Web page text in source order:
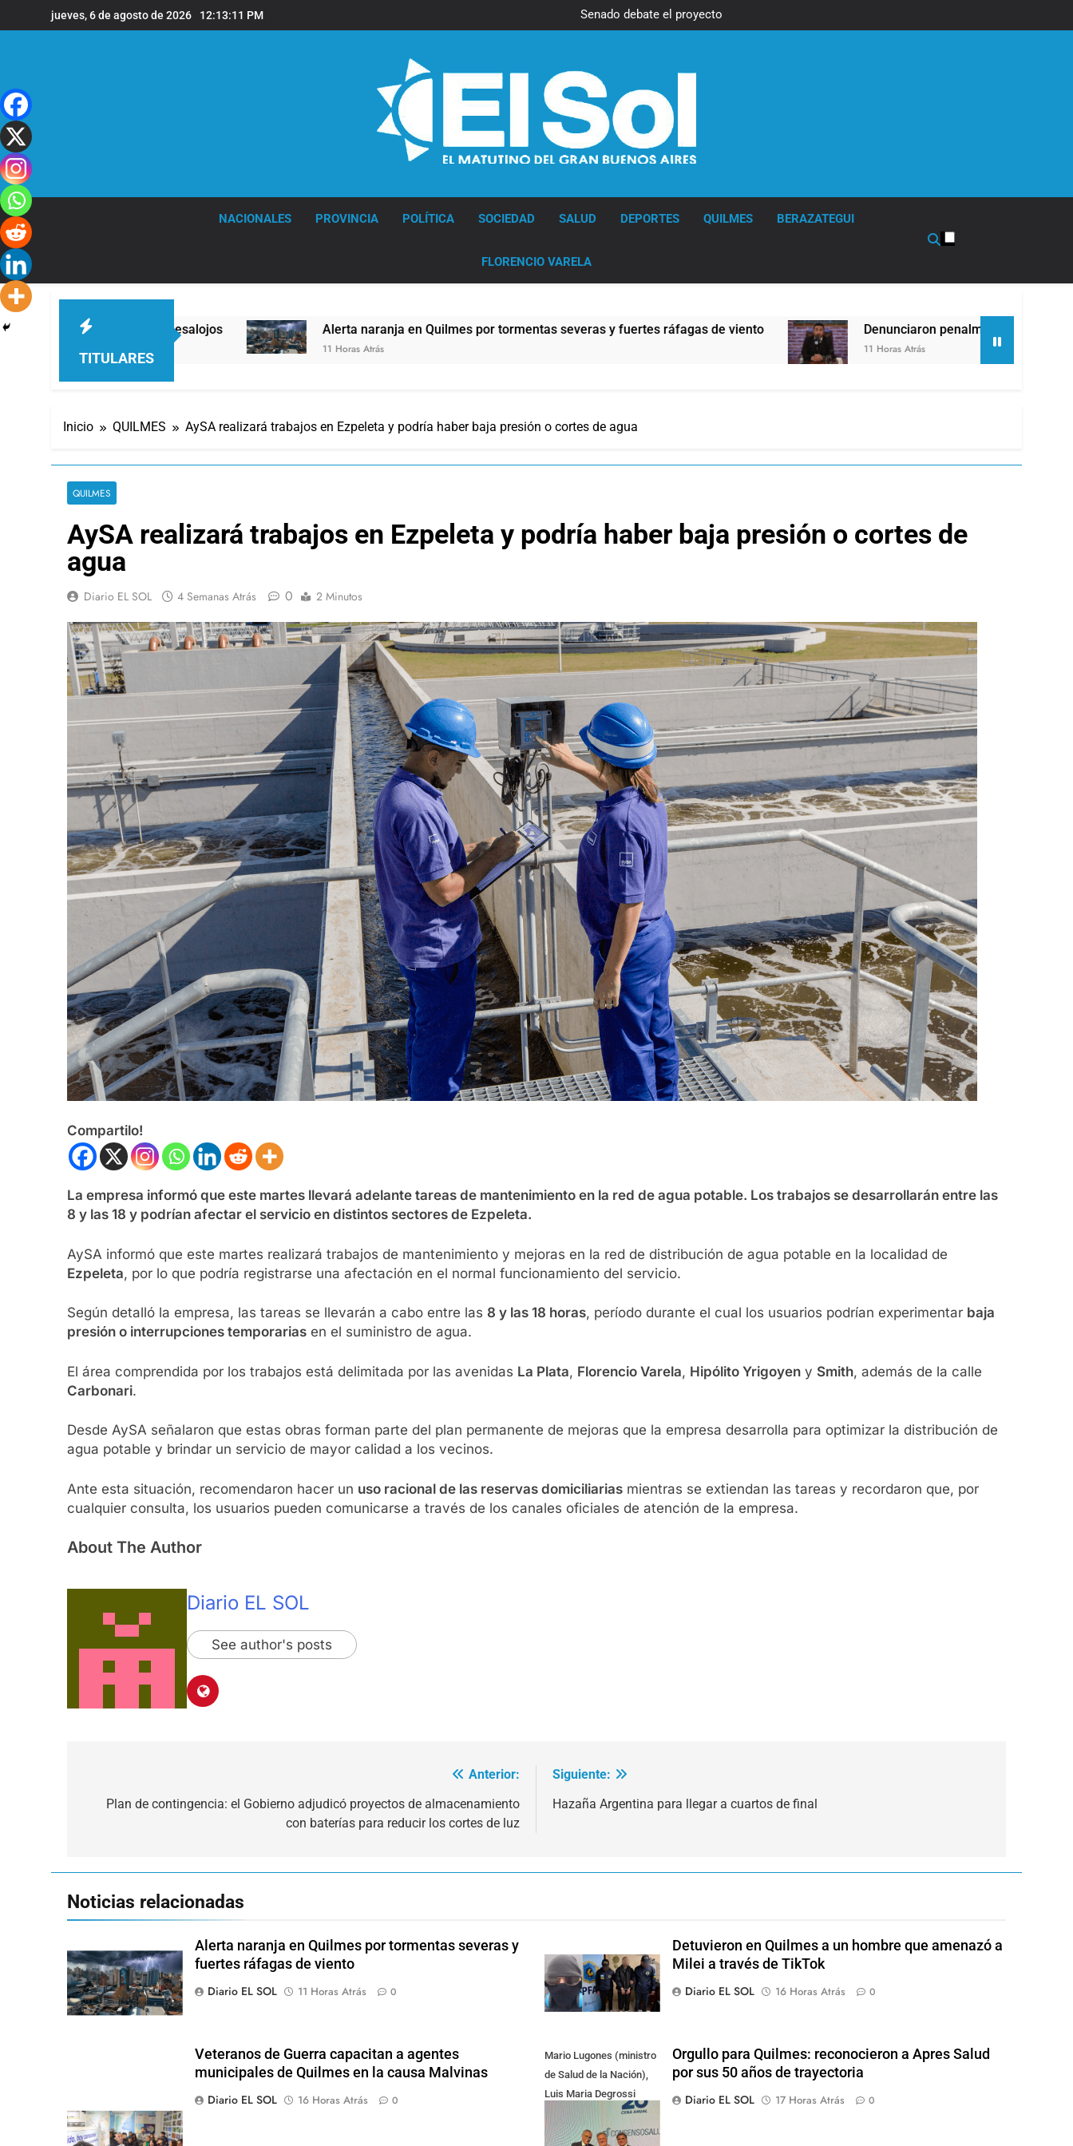
al
jueves, 6 de agosto de 2026 12:13:12 PM
Senado debate el proyecto sobre
propiedad privada con foco en los
NACIONALES PROVINCIA POLÍTICA SOCIEDAD SALUD DEPORTES QUILMES BERAZATEGUI
FLORENCIO VARELA
TITULARES
foco en los desalojos Alerta naranja en Quilmes por tormentas severas y fuertes ráfagas de viento
11 Horas Atrás
Denunciaron penalmente al abogado libertario
11 Horas Atrás
Inicio QUILMES AySA realizará trabajos en Ezpeleta y podría haber baja presión o cortes de agua
QUILMES
AySA realizará trabajos en Ezpeleta y podría haber baja presión o cortes de
agua
Diario EL SOL 4 Semanas Atrás 0 2 Minutos
Compartilo!
La empresa informó que este martes llevará adelante tareas de mantenimiento en la red de agua potable. Los trabajos se desarrollarán entre las
8 y las 18 y podrían afectar el servicio en distintos sectores de Ezpeleta.
AySA informó que este martes realizará trabajos de mantenimiento y mejoras en la red de distribución de agua potable en la localidad de
Ezpeleta, por lo que podría registrarse una afectación en el normal funcionamiento del servicio.
Según detalló la empresa, las tareas se llevarán a cabo entre las 8 y las 18 horas, período durante el cual los usuarios podrían experimentar baja
presión o interrupciones temporarias en el suministro de agua.
El área comprendida por los trabajos está delimitada por las avenidas La Plata, Florencio Varela, Hipólito Yrigoyen y Smith, además de la calle
Carbonari.
Desde AySA señalaron que estas obras forman parte del plan permanente de mejoras que la empresa desarrolla para optimizar la distribución de
agua potable y brindar un servicio de mayor calidad a los vecinos.
Ante esta situación, recomendaron hacer un uso racional de las reservas domiciliarias mientras se extiendan las tareas y recordaron que, por
cualquier consulta, los usuarios pueden comunicarse a través de los canales oficiales de atención de la empresa.
About The Author
Diario EL SOL
See author's posts
Anterior:
Plan de contingencia: el Gobierno adjudicó proyectos de almacenamiento
con baterías para reducir los cortes de luz
Siguiente:
Hazaña Argentina para llegar a cuartos de final
Noticias relacionadas
Alerta naranja en Quilmes por tormentas severas y
fuertes ráfagas de viento
Diario EL SOL
11 Horas Atrás 0
Detuvieron en Quilmes a un hombre que amenazó a
Milei a través de TikTok
Diario EL SOL
16 Horas Atrás 0
Veteranos de Guerra capacitan a agentes
municipales de Quilmes en la causa Malvinas
Diario EL SOL
16 Horas Atrás 0
Mario Lugones (ministro
de Salud de la Nación),
Luis Maria Degrossi
(Presidente de Apres
Salud) y Cristian Mazza
Orgullo para Quilmes: reconocieron a Apres Salud
por sus 50 años de trayectoria
Diario EL SOL
17 Horas Atrás 0